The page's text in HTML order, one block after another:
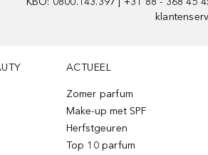
ACTUEEL
Zomer parfum
Make-up met SPF
Herfstgeuren
Top 10 parfum